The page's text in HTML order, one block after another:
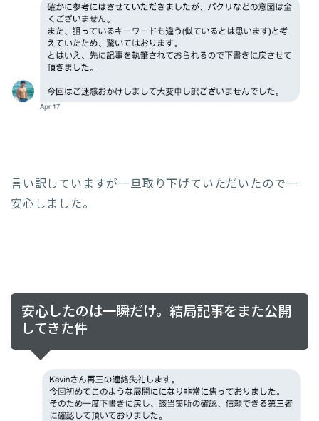
言い訳していますが一旦取り下げていただいたので一
安心しました。
安心したのは一瞬だけ。結局記事をまた公開
してきた件